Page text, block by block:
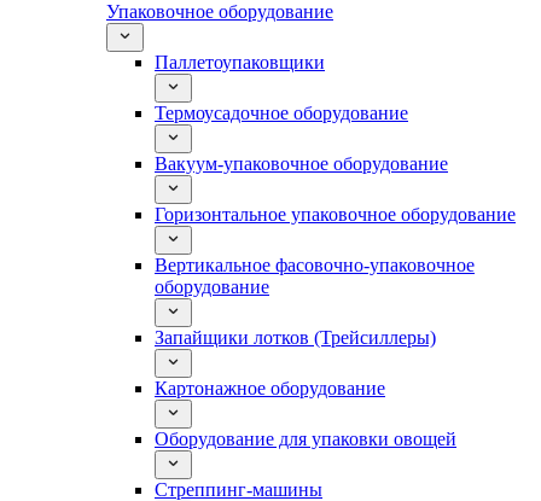
Упаковочное оборудование
Паллетоупаковщики
Термоусадочное оборудование
Вакуум-упаковочное оборудование
Горизонтальное упаковочное оборудование
Вертикальное фасовочно-упаковочное
оборудование
Запайщики лотков (Трейсиллеры)
Картонажное оборудование
Оборудование для упаковки овощей
Стреппинг-машины